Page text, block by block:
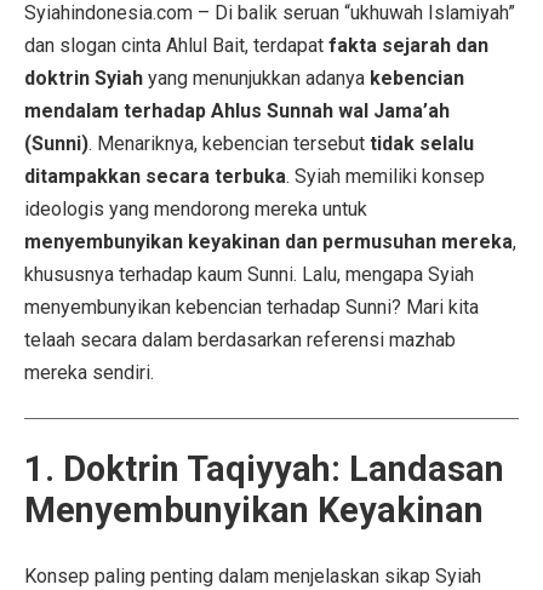
Syiahindonesia.com – Di balik seruan “ukhuwah Islamiyah”
dan slogan cinta Ahlul Bait, terdapat fakta sejarah dan
doktrin Syiah yang menunjukkan adanya kebencian
mendalam terhadap Ahlus Sunnah wal Jama’ah
(Sunni). Menariknya, kebencian tersebut tidak selalu
ditampakkan secara terbuka. Syiah memiliki konsep
ideologis yang mendorong mereka untuk
menyembunyikan keyakinan dan permusuhan mereka,
khususnya terhadap kaum Sunni. Lalu, mengapa Syiah
menyembunyikan kebencian terhadap Sunni? Mari kita
telaah secara dalam berdasarkan referensi mazhab
mereka sendiri.
1. Doktrin Taqiyyah: Landasan
Menyembunyikan Keyakinan
Konsep paling penting dalam menjelaskan sikap Syiah